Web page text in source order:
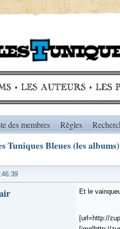
des membres Règles
Tuniques Bleues (les albums)
Et le
[url=http://